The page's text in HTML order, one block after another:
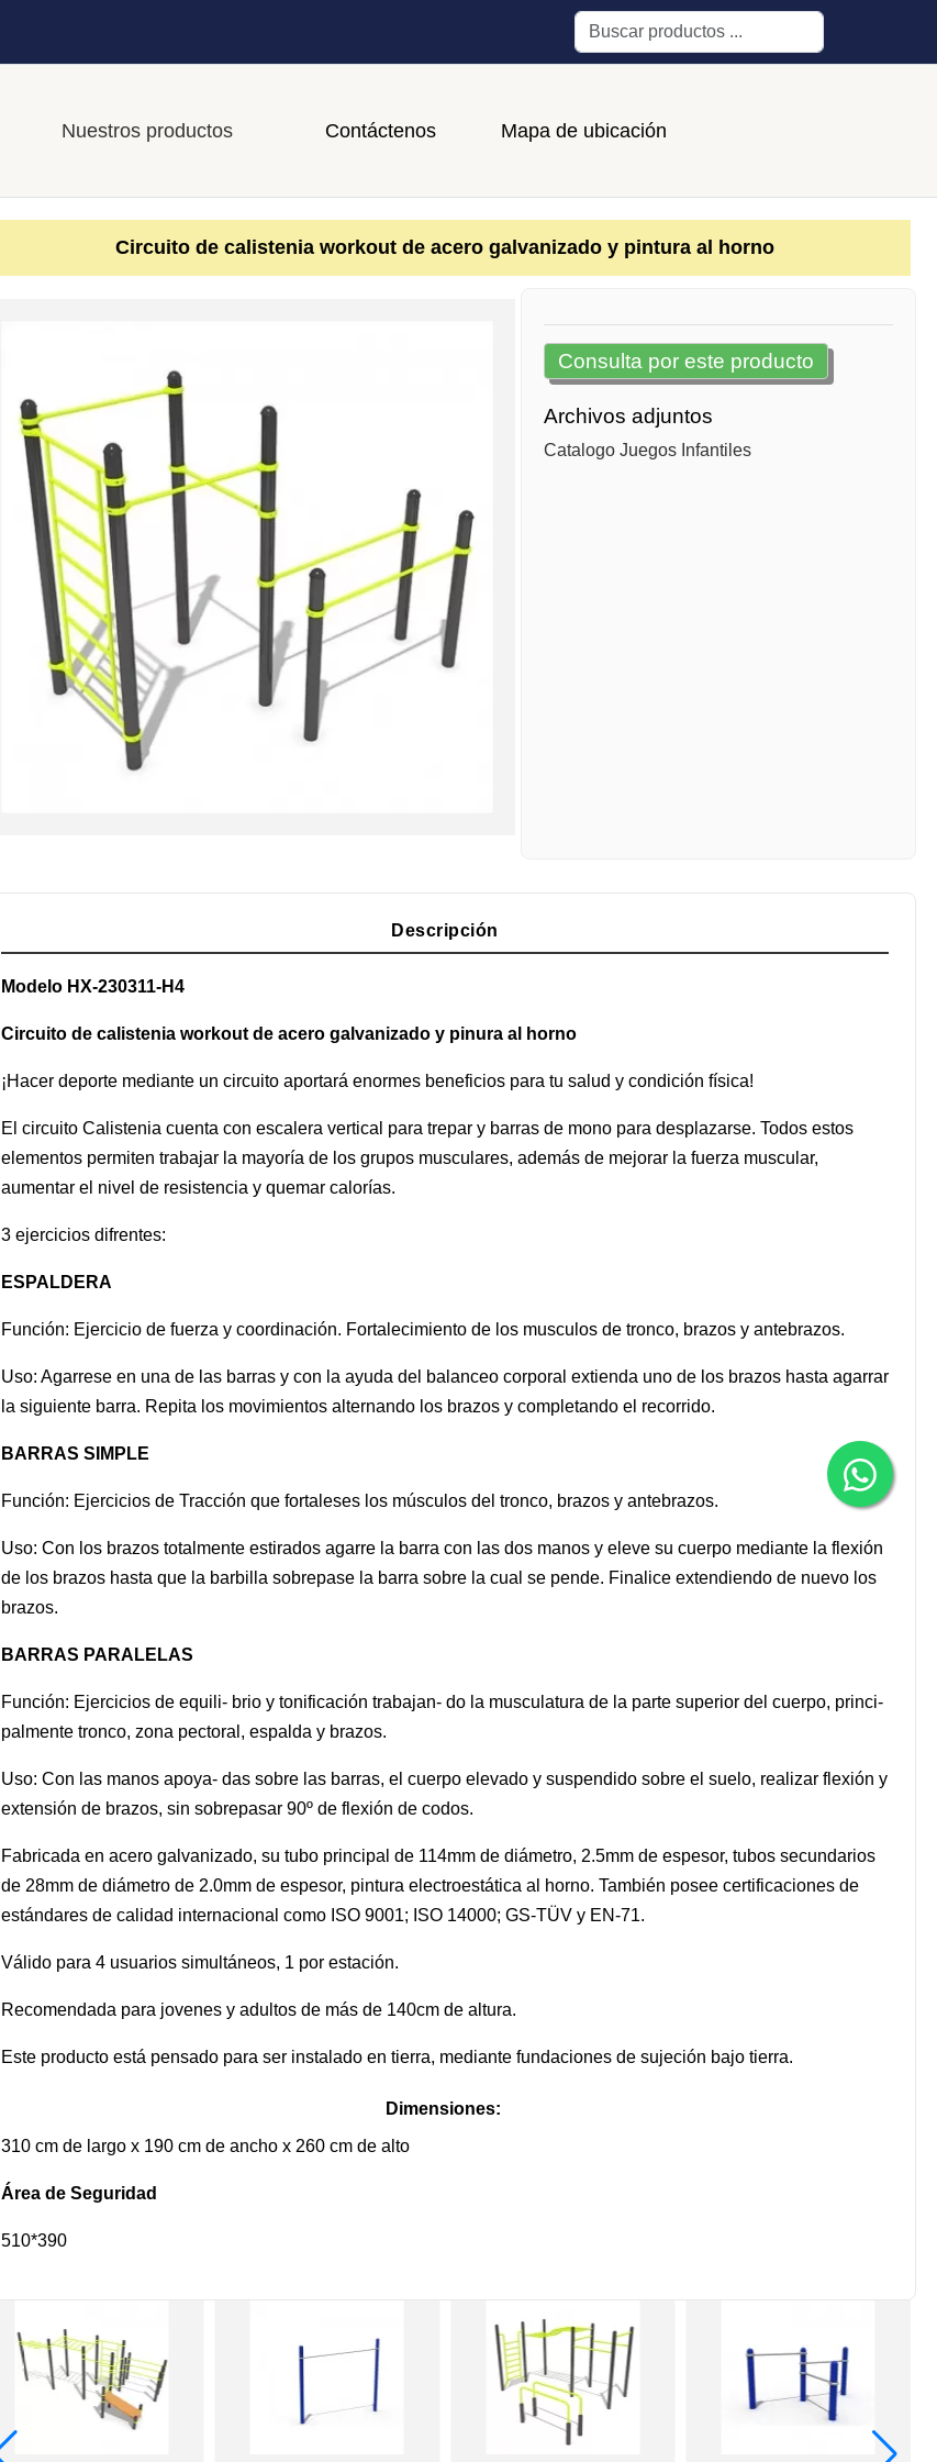
Buscar
Nuestros productos Contáctenos Mapa de ubicación
Circuito de calistenia workout de acero galvanizado y pintura al horno
Consulta por este producto
Archivos adjuntos
Catalogo Juegos Infantiles
Descripción
Modelo HX-230311-H4
Circuito de calistenia workout de acero galvanizado y pinura al horno
¡Hacer deporte mediante un circuito aportará enormes beneficios para tu salud y condición física!
El circuito Calistenia cuenta con escalera vertical para trepar y barras de mono para desplazarse. Todos estos
elementos permiten trabajar la mayoría de los grupos musculares, además de mejorar la fuerza muscular,
aumentar el nivel de resistencia y quemar calorías.
3 ejercicios difrentes:
ESPALDERA
Función: Ejercicio de fuerza y coordinación. Fortalecimiento de los musculos de tronco, brazos y antebrazos.
Uso: Agarrese en una de las barras y con la ayuda del balanceo corporal extienda uno de los brazos hasta agarrar
la siguiente barra. Repita los movimientos alternando los brazos y completando el recorrido.
BARRAS SIMPLE
Función: Ejercicios de Tracción que fortaleses los músculos del tronco, brazos y antebrazos.
Uso: Con los brazos totalmente estirados agarre la barra con las dos manos y eleve su cuerpo mediante la flexión
de los brazos hasta que la barbilla sobrepase la barra sobre la cual se pende. Finalice extendiendo de nuevo los
brazos.
BARRAS PARALELAS
Función: Ejercicios de equili- brio y tonificación trabajan- do la musculatura de la parte superior del cuerpo, princi-
palmente tronco, zona pectoral, espalda y brazos.
Uso: Con las manos apoya- das sobre las barras, el cuerpo elevado y suspendido sobre el suelo, realizar flexión y
extensión de brazos, sin sobrepasar 90º de flexión de codos.
Fabricada en acero galvanizado, su tubo principal de 114mm de diámetro, 2.5mm de espesor, tubos secundarios
de 28mm de diámetro de 2.0mm de espesor, pintura electroestática al horno. También posee certificaciones de
estándares de calidad internacional como ISO 9001; ISO 14000; GS-TÜV y EN-71.
Válido para 4 usuarios simultáneos, 1 por estación.
Recomendada para jovenes y adultos de más de 140cm de altura.
Este producto está pensado para ser instalado en tierra, mediante fundaciones de sujeción bajo tierra.
Dimensiones:
310 cm de largo x 190 cm de ancho x 260 cm de alto
Área de Seguridad
510*390